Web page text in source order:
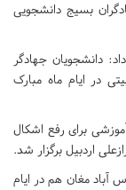
بسیج دانشجویی
دانشجویان جهادگر
در ایام ماه مبارک
برای رفع اشکال
اردبیل برگزار شد.
آباد مغان هم در ایام